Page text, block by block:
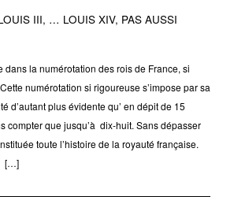
III, … LOUIS XIV, PAS AUSSI
la numérotation des rois de France, si
numérotation si rigoureuse s’impose par sa
d’autant plus évidente qu’ en dépit de 15
compter que jusqu’à dix-huit. Sans dépasser
toute l’histoire de la royauté française.
[…]